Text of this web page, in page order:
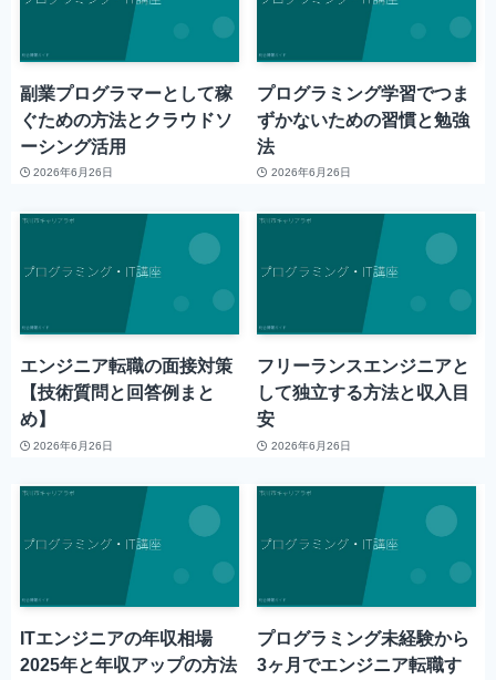
副業プログラマーとして稼
ぐための方法とクラウドソ
ーシング活用
2026年6月26日
プログラミング学習でつま
ずかないための習慣と勉強
法
2026年6月26日
エンジニア転職の面接対策
【技術質問と回答例まと
め】
2026年6月26日
フリーランスエンジニアと
して独立する方法と収入目
安
2026年6月26日
ITエンジニアの年収相場
2025年と年収アップの方法
プログラミング未経験から
3ヶ月でエンジニア転職す